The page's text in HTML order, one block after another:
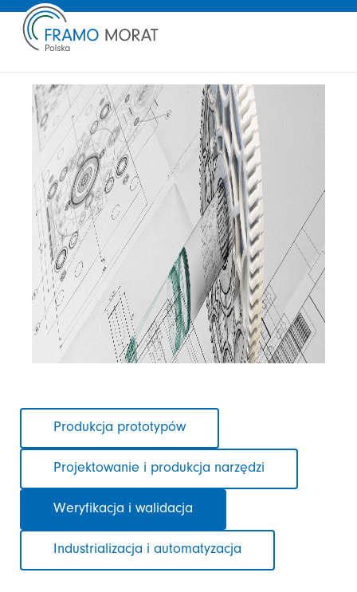
nawigacjeProdukcja prototypów
Projektowanie i produkcja narzędzi
Weryfikacja i walidacja
Industrializacja i automatyzacja